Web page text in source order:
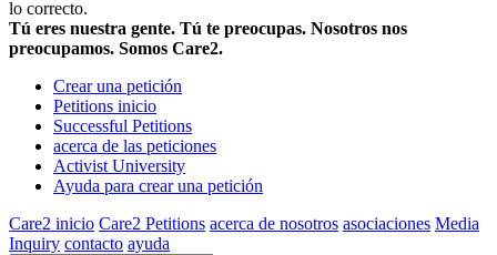
lo correcto.
Tú eres nuestra gente. Tú te preocupas. Nosotros nos
preocupamos. Somos Care2.
Crear una petición
Petitions inicio
Successful Petitions
acerca de las peticiones
Activist University
Ayuda para crear una petición
Care2 inicio Care2 Petitions acerca de nosotros asociaciones Media
Inquiry contacto ayuda